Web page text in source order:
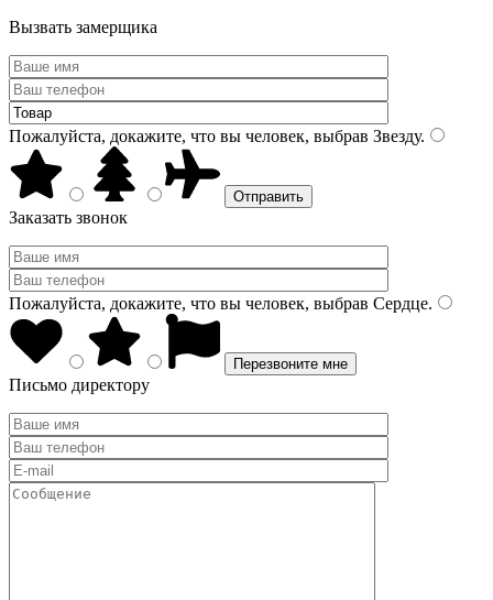
Вызвать замерщика
Пожалуйста, докажите, что вы человек, выбрав Звезду.
Заказать звонок
Пожалуйста, докажите, что вы человек, выбрав Сердце.
Письмо директору